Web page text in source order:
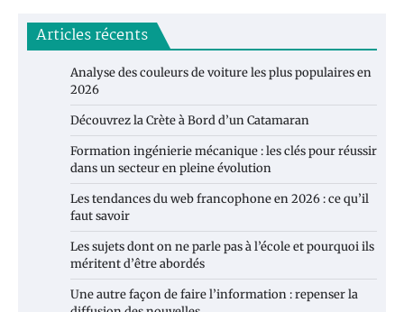
Articles récents
Analyse des couleurs de voiture les plus populaires en
2026
Découvrez la Crète à Bord d’un Catamaran
Formation ingénierie mécanique : les clés pour réussir
dans un secteur en pleine évolution
Les tendances du web francophone en 2026 : ce qu’il
faut savoir
Les sujets dont on ne parle pas à l’école et pourquoi ils
méritent d’être abordés
Une autre façon de faire l’information : repenser la